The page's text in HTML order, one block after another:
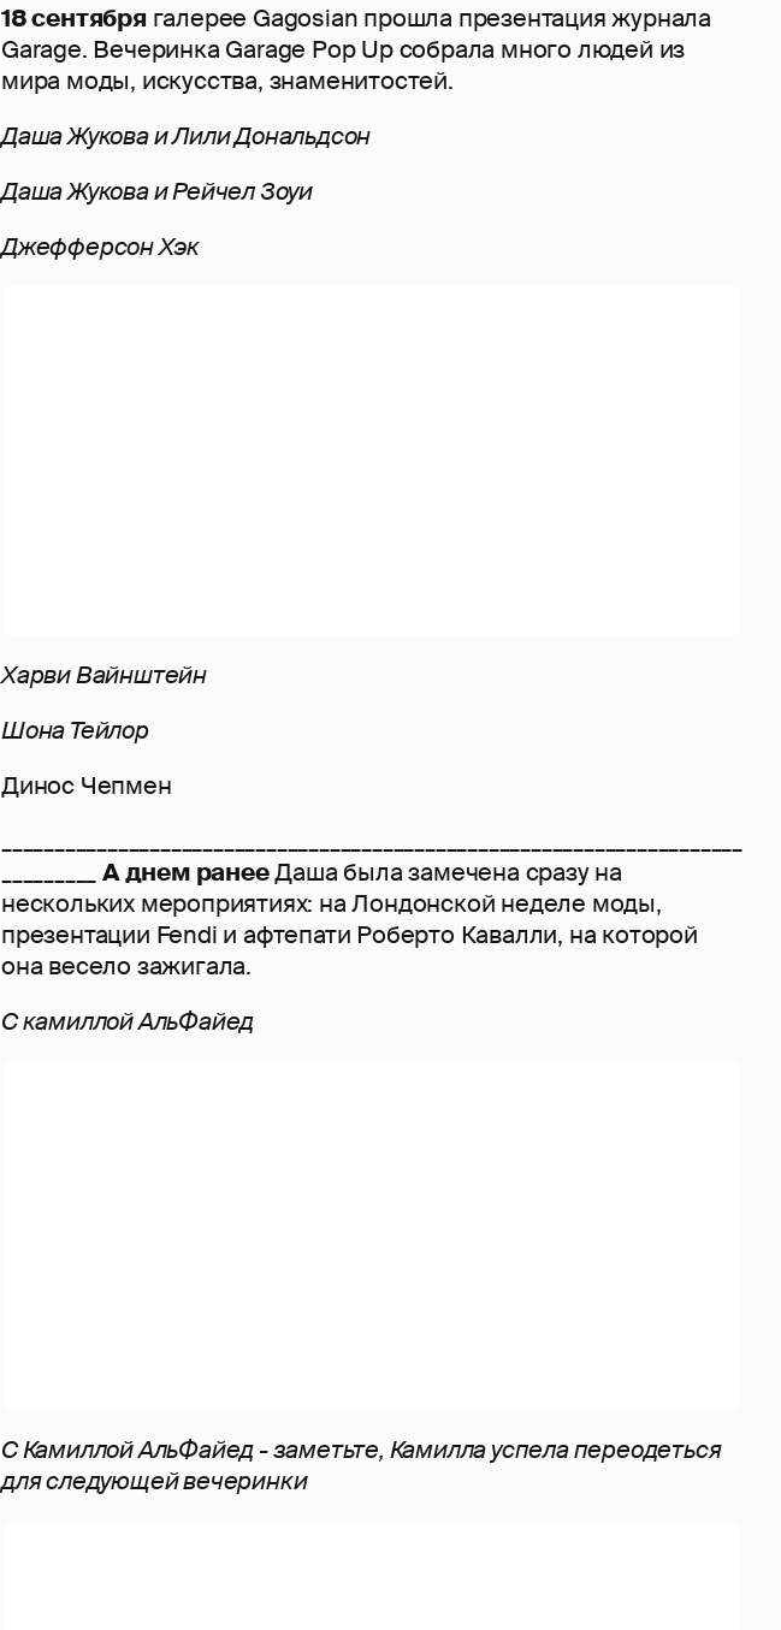
18 сентября галерее Gagosian прошла презентация журнала
Garage. Вечеринка Garage Pop Up собрала много людей из
мира моды, искусства, знаменитостей.
Даша Жукова и Лили Дональдсон
Даша Жукова и Рейчел Зоуи
Джефферсон Хэк
Харви Вайнштейн
Шона Тейлор
Динос Чепмен
_________А днем ранееДаша была замечена сразу на
нескольких мероприятиях: на Лондонской неделе моды,
презентации Fendi и афтепати Роберто Кавалли, на которой
она весело зажигала.
С камиллой АльФайед
С Камиллой АльФайед - заметьте, Камилла успела переодеться
для следующей вечеринки